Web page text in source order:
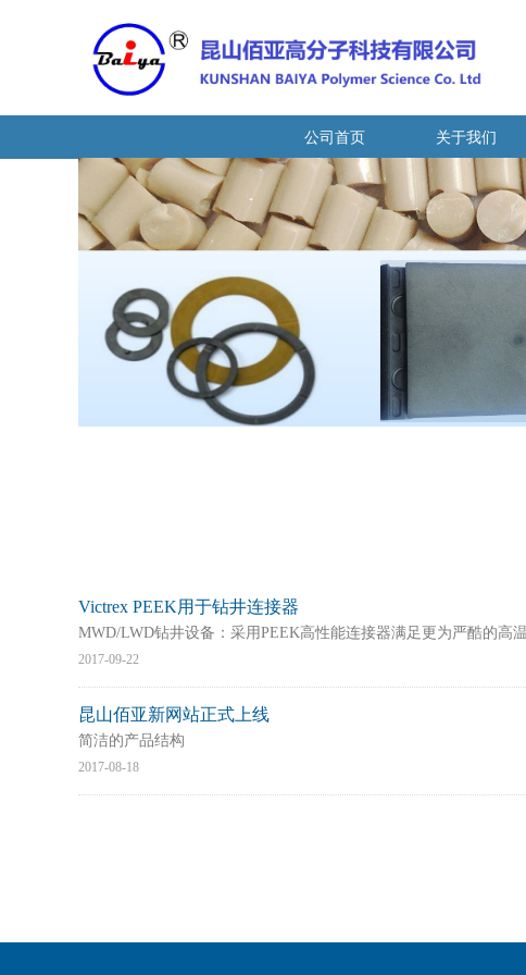
公司首页 关于我们
Victrex PEEK用于钻井连接器
MWD/LWD钻井设备：采用PEEK高性能连接器满足更为严酷的高
2017-09-22
昆山佰亚新网站正式上线
简洁的产品结构
2017-08-18